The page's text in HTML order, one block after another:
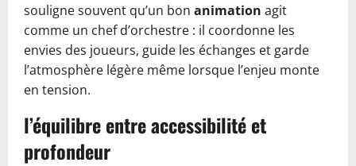
souligne souvent qu’un bon animation agit
comme un chef d’orchestre : il coordonne les
envies des joueurs, guide les échanges et garde
l’atmosphère légère même lorsque l’enjeu monte
en tension.
l’équilibre entre accessibilité et
profondeur